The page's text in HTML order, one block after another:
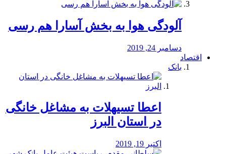
آلودگی هوا به بخش آسارا هم رسی
دسامبر 24, 2019
اقتصاد
بانک
️اعطا تسیهلات به مشاغل خانگی
در استان البرز
اکتبر 19, 2019